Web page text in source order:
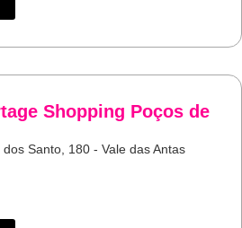
Shopping Poços de
Santo, 180 - Vale das Antas